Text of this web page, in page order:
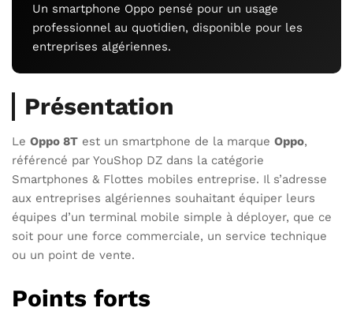
Un smartphone Oppo pensé pour un usage
professionnel au quotidien, disponible pour les
entreprises algériennes.
Présentation
Le Oppo 8T est un smartphone de la marque Oppo,
référencé par YouShop DZ dans la catégorie
Smartphones & Flottes mobiles entreprise. Il s’adresse
aux entreprises algériennes souhaitant équiper leurs
équipes d’un terminal mobile simple à déployer, que ce
soit pour une force commerciale, un service technique
ou un point de vente.
Points forts